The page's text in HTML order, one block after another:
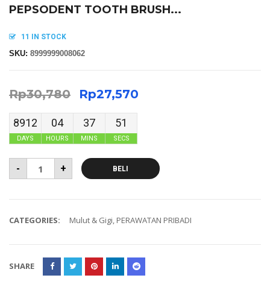
PEPSODENT TOOTH BRUSH...
11 IN STOCK
SKU: 8999999008062
Rp30,780 Rp27,570
8912
DAYS
04
HOURS
37
MINS
51
SECS
- + BELI
CATEGORIES: Mulut & Gigi, PERAWATAN PRIBADI
SHARE